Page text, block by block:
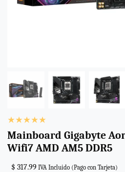
Mainboard Gigabyte
Wifi7 AMD AM5 DDR5
$ 317.99 IVA Incluido (Pago con Tarjeta)